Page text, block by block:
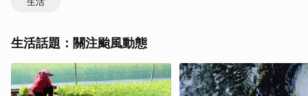
生活話題：關注颱風動態